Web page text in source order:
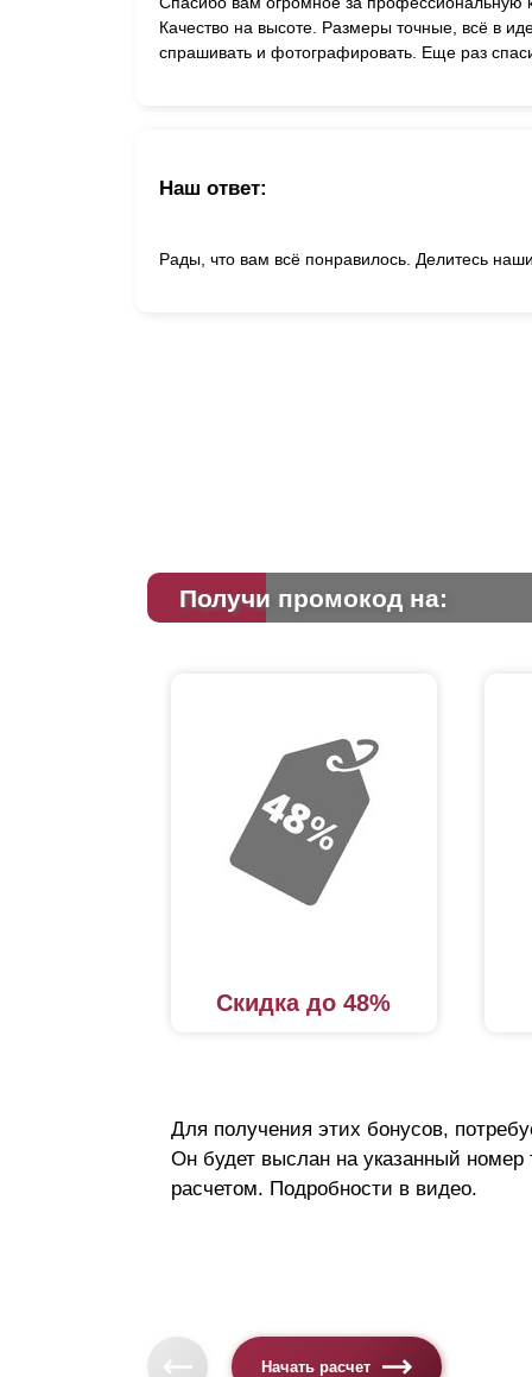
Качество на высоте. Размеры точные, всё в
спрашивать и фотографировать. Еще раз
Наш ответ:
Рады, что вам всё понравилось. Делитесь
Получи промокод на:
Скидка до 48%
Для получения этих бонусов,
Он будет выслан на указанный номер
расчетом. Подробности в видео.
Начать расчет